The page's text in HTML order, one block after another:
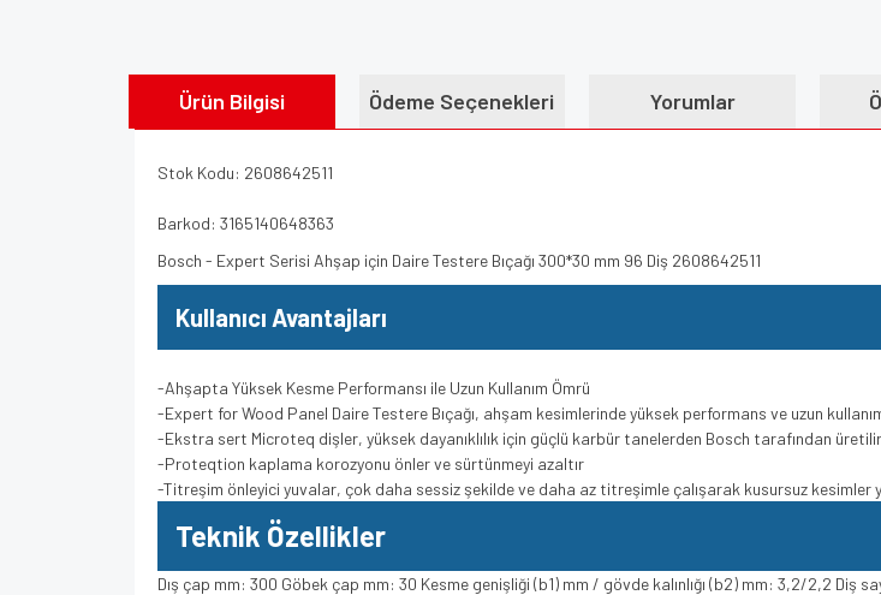
Ürün Bilgisi Ödeme Seçenekleri Yorumlar
Stok Kodu: 2608642511
Barkod: 3165140648363
Bosch - Expert Serisi Ahşap için Daire Testere Bıçağı 300*30 mm 96 Diş 2608642511
Kullanıcı Avantajları
-Ahşapta Yüksek Kesme Performansı ile Uzun Kullanım Ömrü
-Expert for Wood Panel Daire Testere Bıçağı, ahşam kesimlerinde yüksek performans ve uzun
-Ekstra sert Microteq dişler, yüksek dayanıklılık için güçlü karbür tanelerden Bosch tarafından üretilir
-Proteqtion kaplama korozyonu önler ve sürtünmeyi azaltır
-Titreşim önleyici yuvalar, çok daha sessiz şekilde ve daha az titreşimle çalışarak kusursuz kesimler
Teknik Özellikler
Dış çap mm: 300 Göbek çap mm: 30 Kesme genişliği (b1) mm / gövde kalınlığı (b2) mm: 3,2/2,2 Diş